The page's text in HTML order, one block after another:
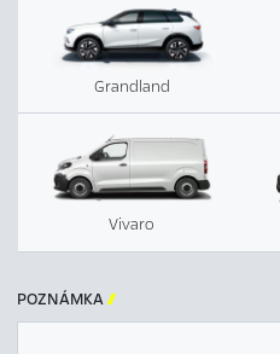
Grandland
Vivaro
POZNÁMKA